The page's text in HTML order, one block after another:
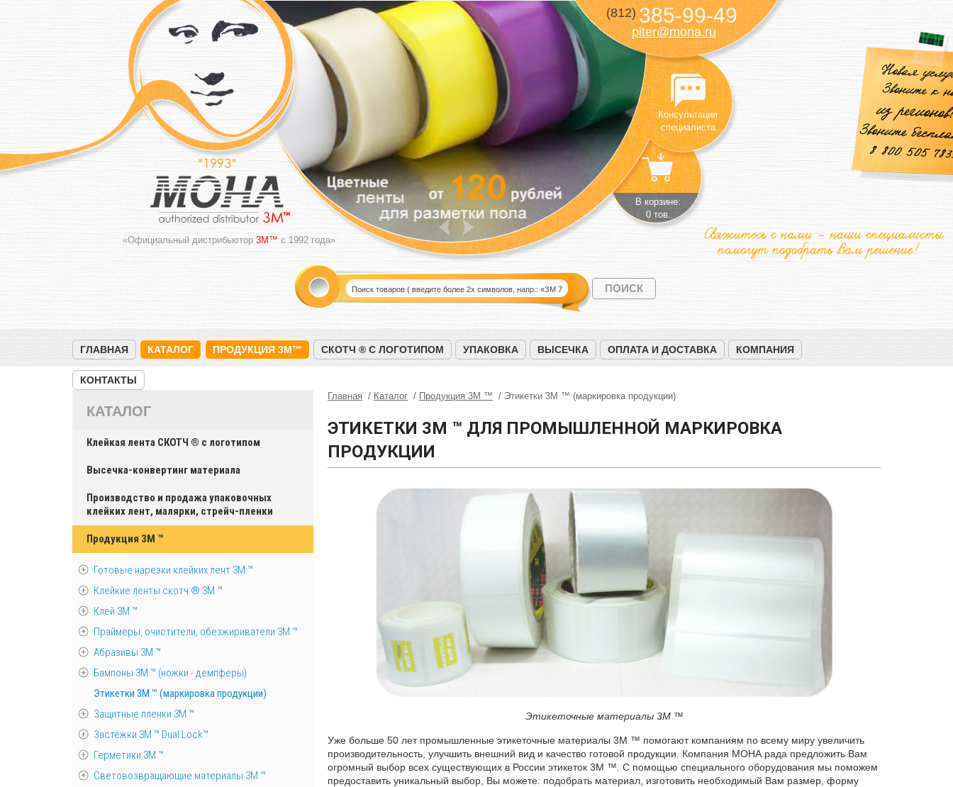
«Официальный дистрибьютор 3M™ с 1992 года»
(812)385-99-49
piter@mona.ru
Консультация
специалиста
В корзине:
0 тов.
ГЛАВНАЯ КАТАЛОГ ПРОДУКЦИЯ 3M™ СКОТЧ ® С ЛОГОТИПОМ УПАКОВКА ВЫСЕЧКА ОПЛАТА И ДОСТАВКА КОМПАНИЯ
КОНТАКТЫ
Главная Каталог Продукция 3M ™ Этикетки 3М ™ (маркировка продукции)
ЭТИКЕТКИ 3М ™ ДЛЯ ПРОМЫШЛЕННОЙ МАРКИРОВКА
ПРОДУКЦИИ
Этикеточные материалы 3М ™
Уже больше 50 лет промышленные этикеточные материалы 3М ™ помогают компаниям по всему миру увеличить
производительность, улучшить внешний вид и качество готовой продукции. Компания МОНА рада предложить Вам
огромный выбор всех существующих в России этикеток 3М ™. С помощью специального оборудования мы поможем
предоставить уникальный выбор, Вы можете: подобрать материал, изготовить необходимый Вам размер, форму
КАТАЛОГ
Клейкая лента СКОТЧ ® с логотипом
Высечка-конвертинг материала
Производство и продажа упаковочных
клейких лент, малярки, стрейч-пленки
Продукция 3M ™
Готовые нарезки клейких лент 3M ™
Клейкие ленты скотч ® 3M ™
Клей 3М ™
Праймеры, очистители, обезжириватели 3М ™
Абразивы 3М ™
Бампоны 3М ™ (ножки - демпферы)
Этикетки 3М ™ (маркировка продукции)
Защитные пленки 3М ™
Застёжки 3М ™ Dual Lock™
Герметики 3М ™
Световозвращающие материалы 3М ™